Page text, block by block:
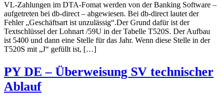
VL-Zahlungen im DTA-Fomat werden von der Banking Software –
aufgetreten bei db-direct – abgewiesen. Bei db-direct lautet der
Fehler „Geschäftsart ist unzulässig“.Der Grund dafür ist der
Textschlüssel der Lohnart /59U in der Tabelle T520S. Der Aufbau
ist 5400 und dann eine Stelle für das Jahr. Wenn diese Stelle in der
T520S mit „J“ gefüllt ist, […]
PY DE – Überweisung SV technischer
Ablauf